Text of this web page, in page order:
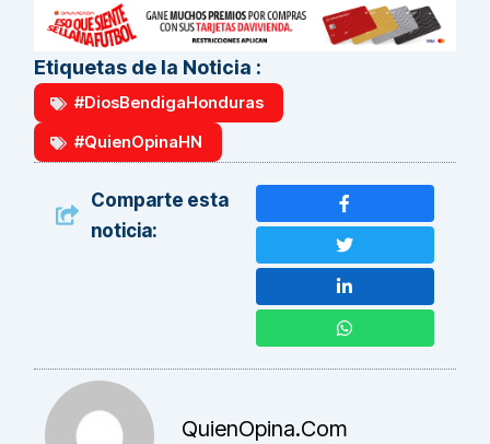
Etiquetas de la Noticia :
#DiosBendigaHonduras
#QuienOpinaHN
Comparte esta
noticia:
QuienOpina.com